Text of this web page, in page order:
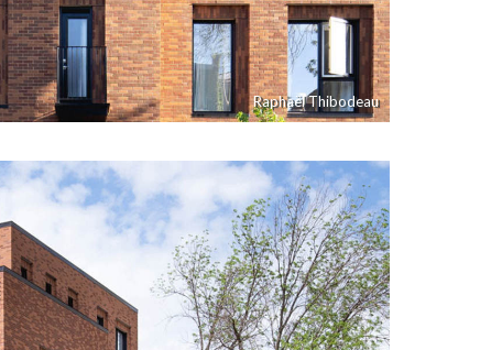
Raphaël Thibodeau